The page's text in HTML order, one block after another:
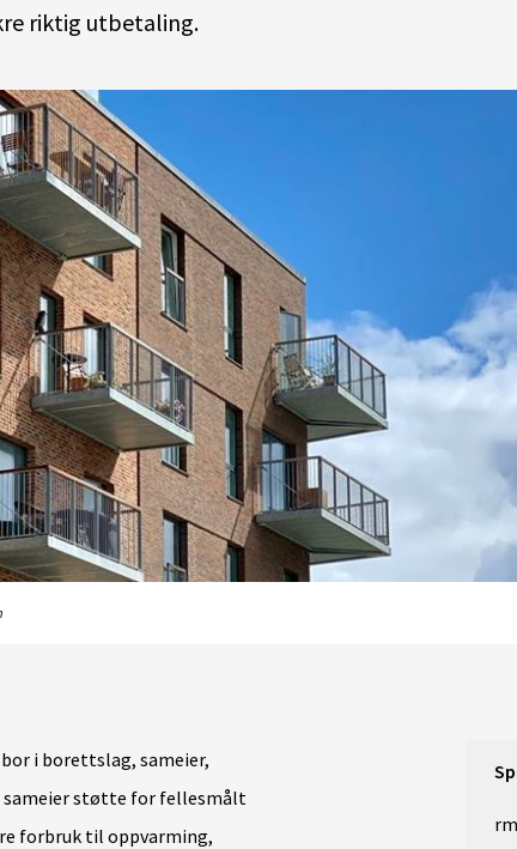
riktig utbetaling.
i borettslag, sameier,
sameier støtte for fellesmålt
forbruk til oppvarming,